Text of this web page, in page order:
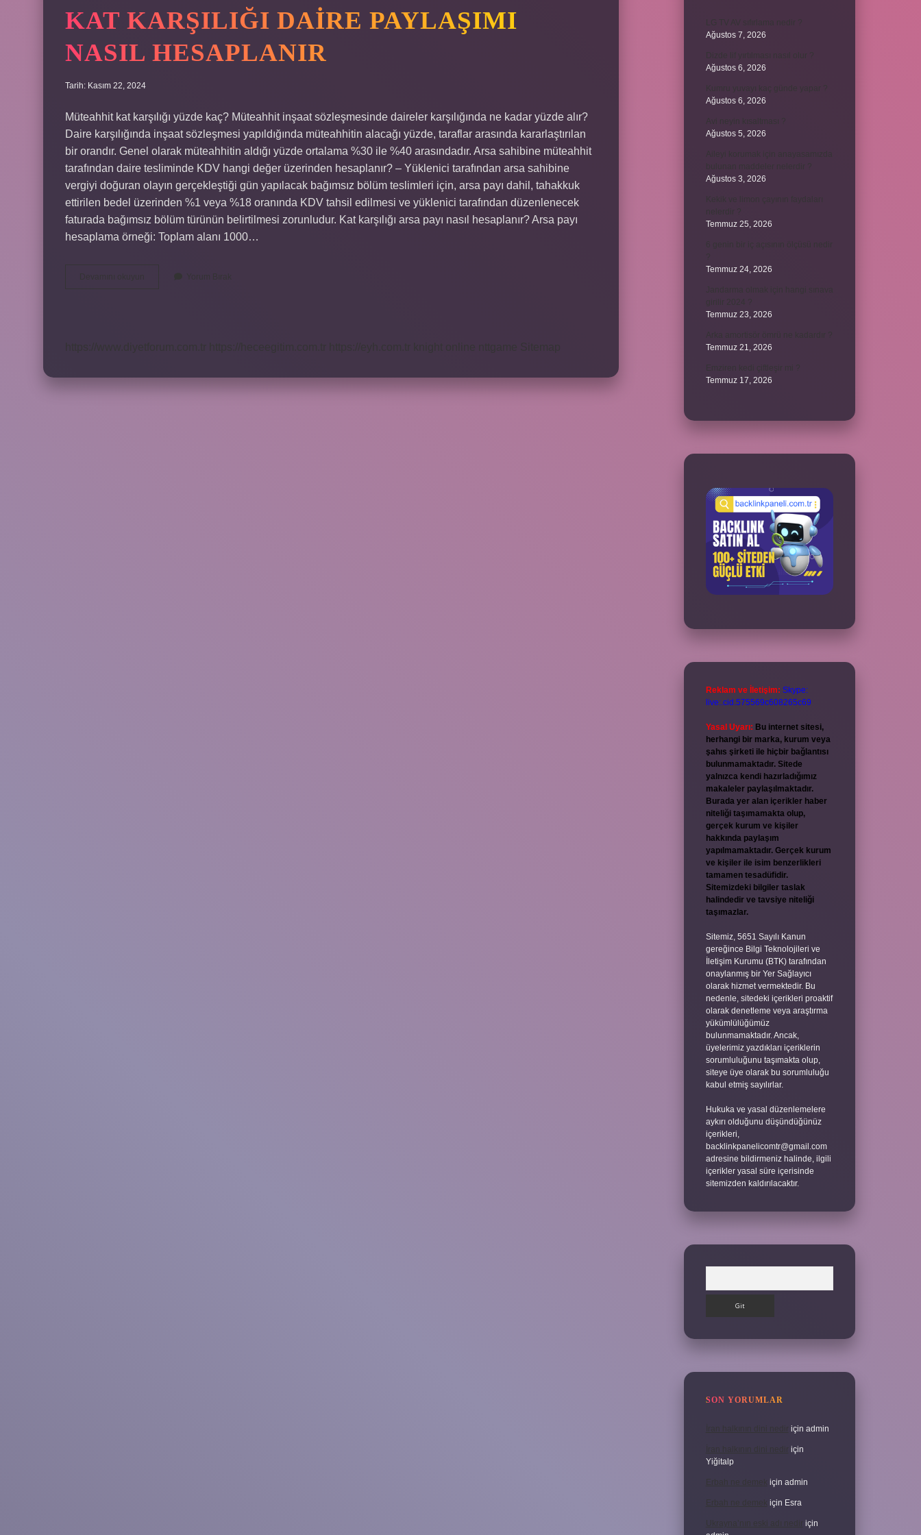
KAT KARŞILIĞI DAIRE PAYLAŞIMI
NASIL HESAPLANIR
Tarih: Kasım 22, 2024
Müteahhit kat karşılığı yüzde kaç? Müteahhit inşaat sözleşmesinde daireler karşılığında ne kadar yüzde alır?
Daire karşılığında inşaat sözleşmesi yapıldığında müteahhitin alacağı yüzde, taraflar arasında kararlaştırılan
bir orandır. Genel olarak müteahhitin aldığı yüzde ortalama %30 ile %40 arasındadır. Arsa sahibine müteahhit
tarafından daire tesliminde KDV hangi değer üzerinden hesaplanır? – Yüklenici tarafından arsa sahibine
vergiyi doğuran olayın gerçekleştiği gün yapılacak bağımsız bölüm teslimleri için, arsa payı dahil, tahakkuk
ettirilen bedel üzerinden %1 veya %18 oranında KDV tahsil edilmesi ve yüklenici tarafından düzenlenecek
faturada bağımsız bölüm türünün belirtilmesi zorunludur. Kat karşılığı arsa payı nasıl hesaplanır? Arsa payı
hesaplama örneği: Toplam alanı 1000…
Ağustos 7, 2026
Ağustos 6, 2026
Ağustos 6, 2026
Ağustos 5, 2026
Ağustos 3, 2026
Temmuz 25, 2026
Temmuz 24, 2026
Temmuz 23, 2026
Temmuz 21, 2026
Temmuz 17, 2026
Reklam ve İletişim: Skype:
live:.cid.575569c608265c69
Yasal Uyarı: Bu internet sitesi,
herhangi bir marka, kurum veya
şahıs şirketi ile hiçbir bağlantısı
bulunmamaktadır. Sitede
yalnızca kendi hazırladığımız
makaleler paylaşılmaktadır.
Burada yer alan içerikler haber
niteliği taşımamakta olup,
gerçek kurum ve kişiler
hakkında paylaşım
yapılmamaktadır. Gerçek kurum
ve kişiler ile isim benzerlikleri
tamamen tesadüfidir.
Sitemizdeki bilgiler taslak
halindedir ve tavsiye niteliği
taşımazlar.
Sitemiz, 5651 Sayılı Kanun
gereğince Bilgi Teknolojileri ve
İletişim Kurumu (BTK) tarafından
onaylanmış bir Yer Sağlayıcı
olarak hizmet vermektedir. Bu
nedenle, sitedeki içerikleri proaktif
olarak denetleme veya araştırma
yükümlülüğümüz
bulunmamaktadır. Ancak,
üyelerimiz yazdıkları içeriklerin
sorumluluğunu taşımakta olup,
siteye üye olarak bu sorumluluğu
kabul etmiş sayılırlar.
Hukuka ve yasal düzenlemelere
aykırı olduğunu düşündüğünüz
içerikleri,
backlinkpanelicomtr@gmail.com
adresine bildirmeniz halinde, ilgili
içerikler yasal süre içerisinde
sitemizden kaldırılacaktır.
SON YORUMLAR
İran halkının dini nedir için admin
İran halkının dini nedir için
Yiğitalp
Erbah ne demek için admin
Erbah ne demek için Esra
Ukrayna’nın eski adı nedir için